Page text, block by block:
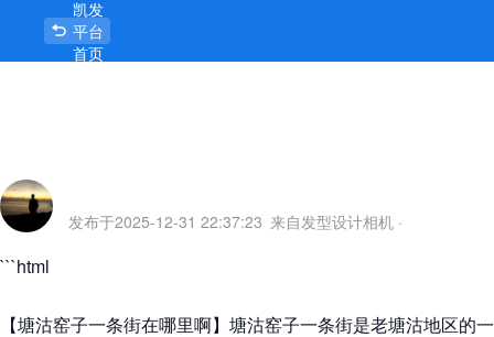
塘沽窑子一条街在哪里啊-凯发平台
凯发
平台
首页
发布于2025-12-31 22:37:23 来自发型设计相机 ·
```html
【塘沽窑子一条街在哪里啊】塘沽窑子一条街是老塘沽地区的